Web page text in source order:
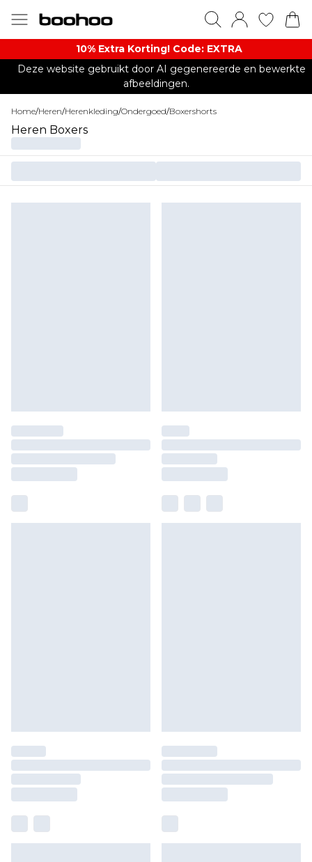
10% Extra Korting! Code: EXTRA​
Deze website gebruikt door AI gegenereerde en bewerkte
afbeeldingen.
Home/Heren/Herenkleding/Ondergoed/Boxershorts
Heren Boxers